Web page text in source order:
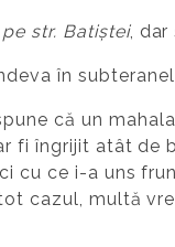
str. Batiștei, dar
în
că un
fi îngrijit atât de
cu ce i-a uns
cazul, multă